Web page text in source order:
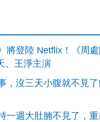
將登陸 Netflix！《周處
、王淨主演
，沒三天小腹就不見
一週大肚腩不見了，